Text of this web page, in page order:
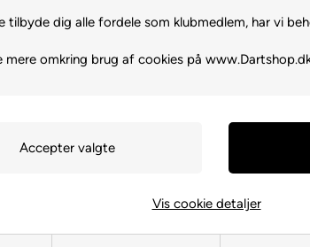
tilbyde dig alle fordele som klubmedlem, har vi
mere omkring brug af cookies på
Vis cookie detaljer
Essex
Børn bør ikke spille uden